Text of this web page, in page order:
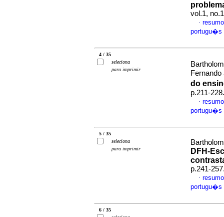
vol.1,
·
portugu�s
4 / 35
seleciona
para imprimir
Fernando
do
p.211-
·
portugu�s
5 / 35
seleciona
para imprimir
DFH-
p.241-
·
portugu�s
6 / 35